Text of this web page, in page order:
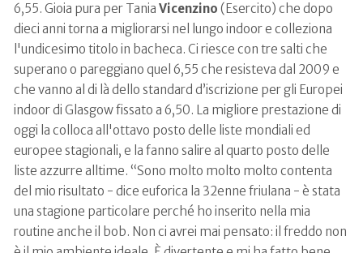
6,55. Gioia pura per Tania Vicenzino (Esercito) che dopo
dieci anni torna a migliorarsi nel lungo indoor e colleziona
l'undicesimo titolo in bacheca. Ci riesce con tre salti che
superano o pareggiano quel 6,55 che resisteva dal 2009 e
che vanno al di là dello standard d’iscrizione per gli Europei
indoor di Glasgow fissato a 6,50. La migliore prestazione di
oggi la colloca all'ottavo posto delle liste mondiali ed
europee stagionali, e la fanno salire al quarto posto delle
liste azzurre alltime. “Sono molto molto molto contenta
del mio risultato - dice euforica la 32enne friulana - è stata
una stagione particolare perché ho inserito nella mia
routine anche il bob. Non ci avrei mai pensato: il freddo non